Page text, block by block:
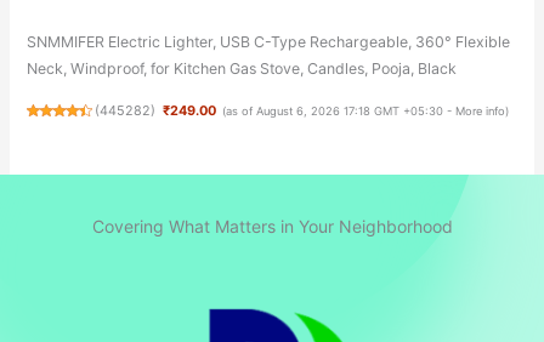
SNMMIFER Electric Lighter, USB C-Type Rechargeable, 360° Flexible
Neck, Windproof, for Kitchen Gas Stove, Candles, Pooja, Black
(445282) ₹249.00 (as of August 6, 2026 17:18 GMT +05:30 - More info)
Covering What Matters in Your Neighborhood